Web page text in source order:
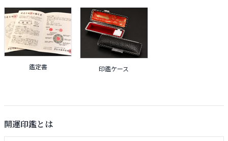
鑑定書 印鑑ケース
開運印鑑とは